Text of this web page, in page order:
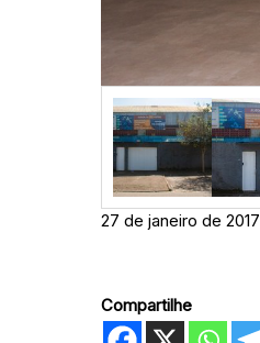
27 de janeiro de 2017
Compartilhe